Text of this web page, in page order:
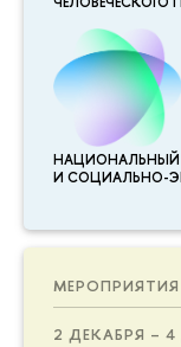
НАЦИОНАЛЬНЫЙ
И СОЦИАЛЬНО-
МЕРОПРИЯТИЯ
2 ДЕКАБРЯ –